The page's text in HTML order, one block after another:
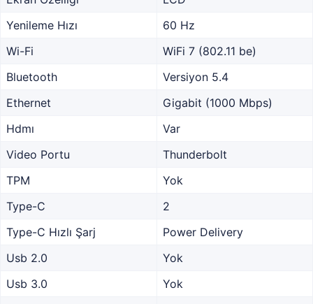
Yenileme Hızı
60 Hz
Wi-Fi
WiFi 7 (802.11 be)
Bluetooth
Versiyon 5.4
Ethernet
Gigabit (1000 Mbps)
Hdmı
Var
Video Portu
Thunderbolt
TPM
Yok
Type-C
2
Type-C Hızlı Şarj
Power Delivery
Usb 2.0
Yok
Usb 3.0
Yok